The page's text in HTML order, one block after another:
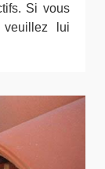
Si vous
veuillez lui